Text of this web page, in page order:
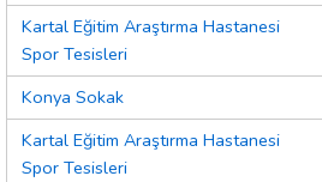
Kartal Eğitim Araştırma Hastanesi
Spor Tesisleri
Konya Sokak
Kartal Eğitim Araştırma Hastanesi
Spor Tesisleri